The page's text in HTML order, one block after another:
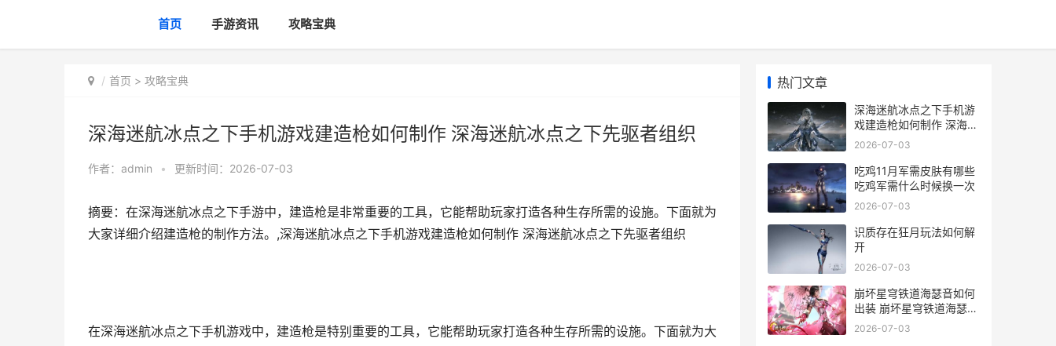
首页 手游资讯 攻略宝典
首页 > 攻略宝典
深海迷航冰点之下手机游戏建造枪如何制作 深海迷航冰点之下先驱者组织
作者： admin • 更新时间：2026-07-03
摘要：在深海迷航冰点之下手游中，建造枪是非常重要的工具，它能帮助玩家打造各种生存所需的设施。下面就为
大家详细介绍建造枪的制作方法。,深海迷航冰点之下手机游戏建造枪如何制作 深海迷航冰点之下先驱者组织
在深海迷航冰点之下手机游戏中，建造枪是特别重要的工具，它能帮助玩家打造各种生存所需的设施。下面就为大
热门文章
深海迷航冰点之下手机游
戏建造枪如何制作 深海迷
航冰点之下先驱者组织
2026-07-03
吃鸡11月军需皮肤有哪些
吃鸡军需什么时候换一次
2026-07-03
识质存在狂月玩法如何解
开
2026-07-03
崩坏星穹铁道海瑟音如何
出装 崩坏星穹铁道海瑟音
角色PV
2026-07-03